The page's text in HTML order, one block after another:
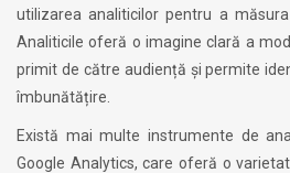
utilizarea analiticilor pentru a
Analiticile oferă o imagine clară a
primit de către audiență și permite
îmbunătățire.
Există mai multe instrumente de
Google Analytics, care oferă o